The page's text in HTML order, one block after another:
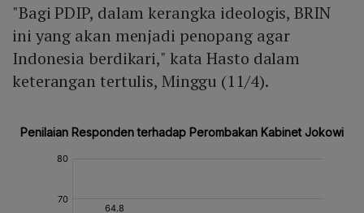
"Bagi PDIP, dalam kerangka ideologis, BRIN
ini yang akan menjadi penopang agar
Indonesia berdikari," kata Hasto dalam
keterangan tertulis, Minggu (11/4).